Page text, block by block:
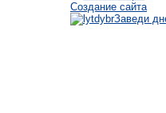
Создание сайта
Заведи